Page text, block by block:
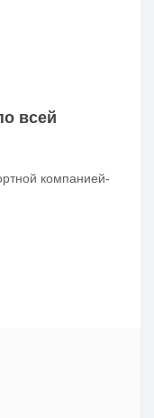
всей
компанией-